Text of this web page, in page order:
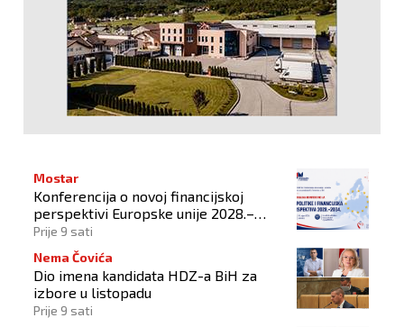
Mostar
Konferencija o novoj financijskoj
perspektivi Europske unije 2028.–
2034.
Prije 9 sati
Nema Čovića
Dio imena kandidata HDZ-a BiH za
izbore u listopadu
Prije 9 sati